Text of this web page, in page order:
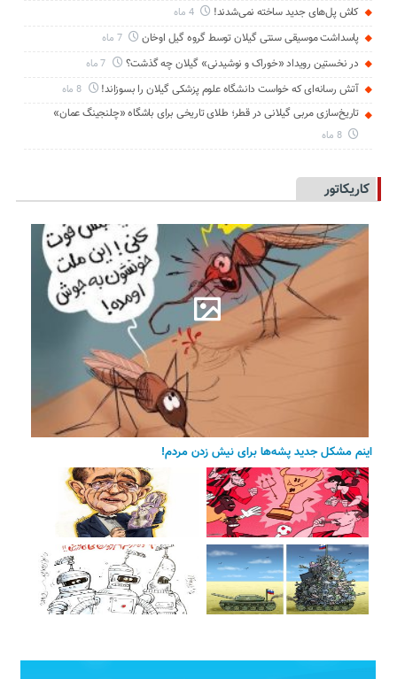
کاش پل‌های جدید ساخته نمی‌شدند! 4 ماه
پاسداشت موسیقی سنتی گیلان توسط گروه گیل اوخان 7 ماه
در نخستین رویداد «خوراک و نوشیدنی» گیلان چه گذشت؟
آتش رسانه‌ای که خواست دانشگاه علوم پزشکی گیلان را بسوزاند! 8 ماه
تاریخ‌سازی مربی گیلانی در قطر؛ طلای تاریخی برای باشگاه «چلنجینگ عمان»
8 ماه
کاریکاتور
اینم مشکل جدید پشه‌ها برای نیش زدن مردم!